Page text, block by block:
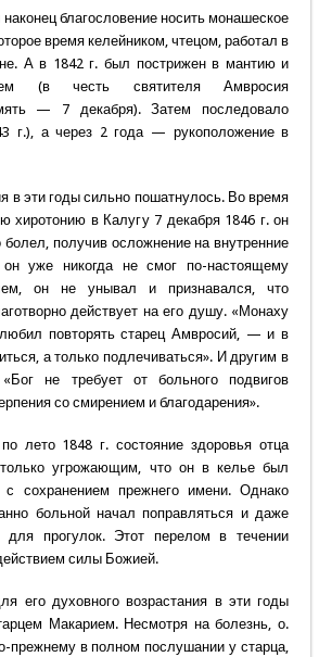
благословение носить монашеское
время келейником, чтецом, работал в
А в 1842 г. был пострижен в мантию и
(в честь святителя Амвросия
— 7 декабря). Затем последовало
г.), а через 2 года — рукоположение в
в эти годы сильно пошатнулось. Во время
хиротонию в Калугу 7 декабря 1846 г. он
болел, получив осложнение на внутренние
уже никогда не смог по-настоящему
он не унывал и признавался, что
действует на его душу. «Монаху
повторять старец Амвросий, — и в
а только подлечиваться». И другим в
не требует от больного подвигов
со смирением и благодарения».
лето 1848 г. состояние здоровья отца
угрожающим, что он в келье был
сохранением прежнего имени. Однако
больной начал поправляться и даже
прогулок. Этот перелом в течении
силы Божией.
его духовного возрастания в эти годы
Макарием. Несмотря на болезнь, о.
прежнему в полном послушании у старца,